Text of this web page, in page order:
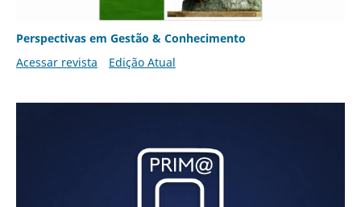
Perspectivas em Gestão & Conhecimento
Acessar revista
Edição Atual